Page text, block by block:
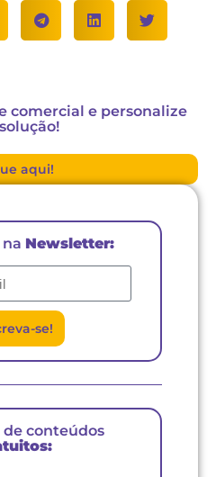
comercial e personalize
aqui!
na Newsletter:
se!
conteúdos